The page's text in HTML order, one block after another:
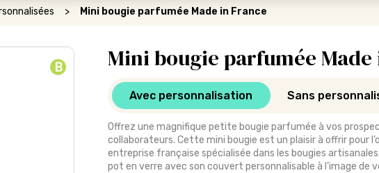
> Mini bougie parfumée Made in France
B Mini bougie parfumée Made
Avec personnalisation Sans
Offrez une magnifique petite bougie parfumée à vos
collaborateurs. Cette mini bougie est un plaisir à offrir pour
entreprise française spécialisée dans les bougies
pot en verre avec son couvert personnalisable à l’image de